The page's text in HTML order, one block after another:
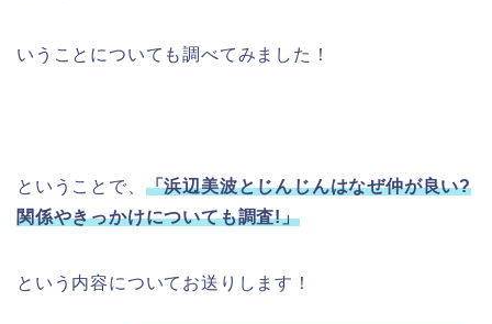
いうことについても調べてみました！
ということで、 「浜辺美波とじんじんはなぜ仲が良い?
関係やきっかけについても調査!」
という内容についてお送りします！